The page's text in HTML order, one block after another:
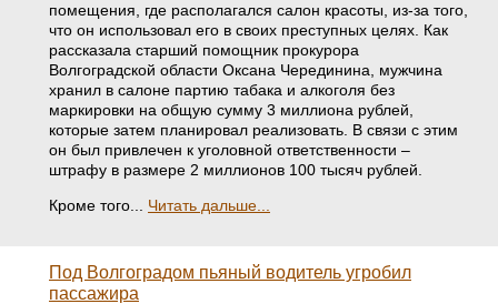
помещения, где располагался салон красоты, из-за того,
что он использовал его в своих преступных целях. Как
рассказала старший помощник прокурора
Волгоградской области Оксана Черединина, мужчина
хранил в салоне партию табака и алкоголя без
маркировки на общую сумму 3 миллиона рублей,
которые затем планировал реализовать. В связи с этим
он был привлечен к уголовной ответственности –
штрафу в размере 2 миллионов 100 тысяч рублей.
Кроме того... Читать дальше...
Под Волгоградом пьяный водитель угробил
пассажира